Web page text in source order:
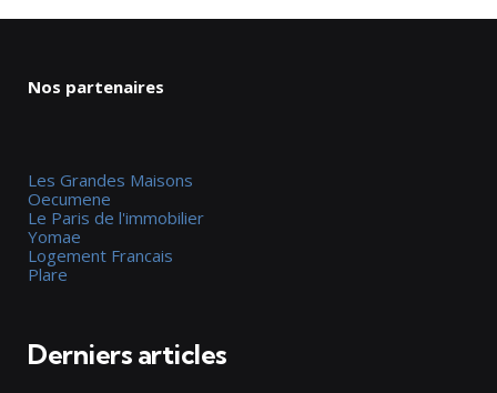
Nos partenaires
Les Grandes Maisons
Oecumene
Le Paris de l'immobilier
Yomae
Logement Francais
Plare
Derniers articles